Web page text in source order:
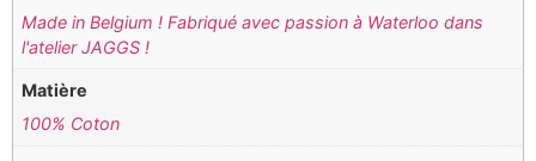
Made in Belgium ! Fabriqué avec passion à Waterloo dans
l'atelier JAGGS !
Matière
100% Coton